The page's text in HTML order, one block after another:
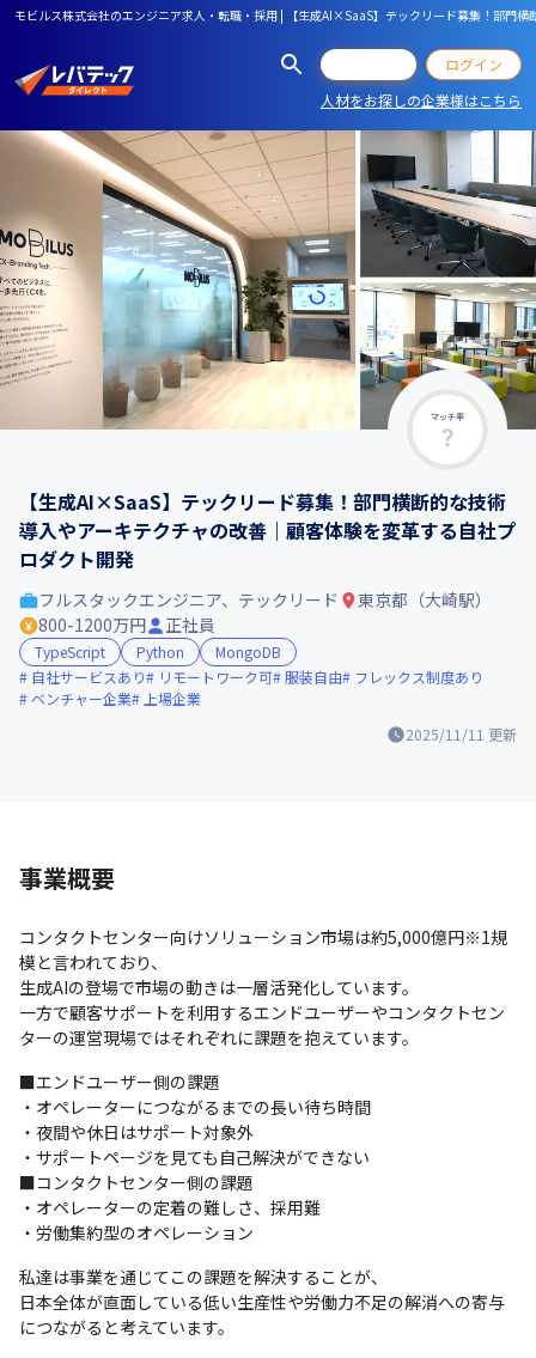
モビルス株式会社のエンジニア求人・転職・採用 | 【生成AI×SaaS】テックリード募集！部門
ログイン
人材をお探しの企業様はこちら
マッチ率
【生成AI×SaaS】テックリード募集！部門横断的な技術
導入やアーキテクチャの改善｜顧客体験を変革する自社プ
ロダクト開発
2025/11/11 更新
フルスタックエンジニア、テックリード
東京都（大崎駅）
800-1200万円
正社員
TypeScript Python
MongoDB
自社サービスあり
リモートワーク可 服装自由
フレックス制度あり
ベンチャー企業
上場企業
事業概要
コンタクトセンター向けソリューション市場は約5,000億円※1規
模と言われており、
生成AIの登場で市場の動きは一層活発化しています。
一方で顧客サポートを利用するエンドユーザーやコンタクトセン
ターの運営現場ではそれぞれに課題を抱えています。
■エンドユーザー側の課題
・オペレーターにつながるまでの長い待ち時間
・夜間や休日はサポート対象外
・サポートページを見ても自己解決ができない
■コンタクトセンター側の課題
・オペレーターの定着の難しさ、採用難
・労働集約型のオペレーション
私達は事業を通じてこの課題を解決することが、
日本全体が直面している低い生産性や労働力不足の解消への寄与
につながると考えています。